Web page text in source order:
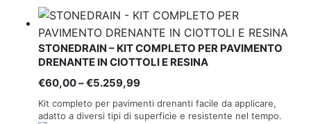
STONEDRAIN – KIT COMPLETO PER PAVIMENTO
DRENANTE IN CIOTTOLI E RESINA
€60,00–€5.259,99Fascia
di
prezzo:
Kit completo per pavimenti drenanti facile da applicare,
adatto a diversi tipi di superficie e resistente nel tempo.